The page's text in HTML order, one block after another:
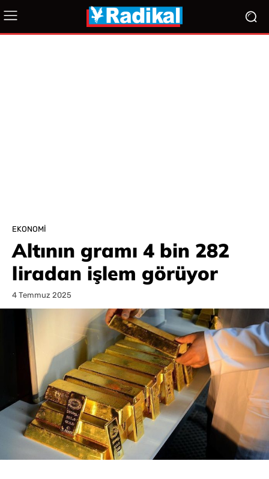
EKONOMI
Altının gramı 4 bin 282
liradan işlem görüyor
4 Temmuz 2025